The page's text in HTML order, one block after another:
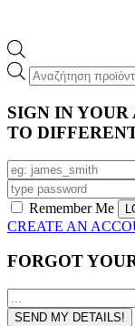
Products
search
SIGN IN YOUR
TO
Remember Me
CREATE AN
FORGOT